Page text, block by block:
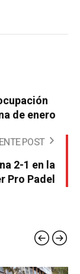
de enero
POST
2-1 en la
Pro Padel